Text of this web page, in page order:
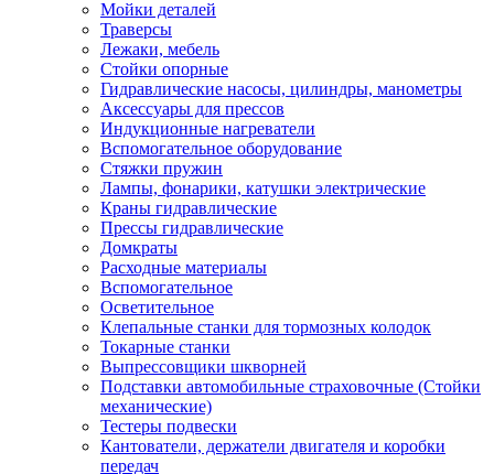
Мойки деталей
Траверсы
Лежаки, мебель
Стойки опорные
Гидравлические насосы, цилиндры, манометры
Аксессуары для прессов
Индукционные нагреватели
Вспомогательное оборудование
Стяжки пружин
Лампы, фонарики, катушки электрические
Краны гидравлические
Прессы гидравлические
Домкраты
Расходные материалы
Вспомогательное
Осветительное
Клепальные станки для тормозных колодок
Токарные станки
Выпрессовщики шкворней
Подставки автомобильные страховочные (Стойки
механические)
Тестеры подвески
Кантователи, держатели двигателя и коробки
передач